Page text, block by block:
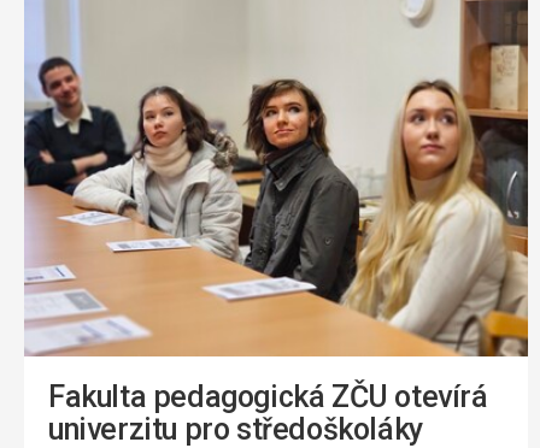
Fakulta pedagogická ZČU otevírá
univerzitu pro středoškoláky